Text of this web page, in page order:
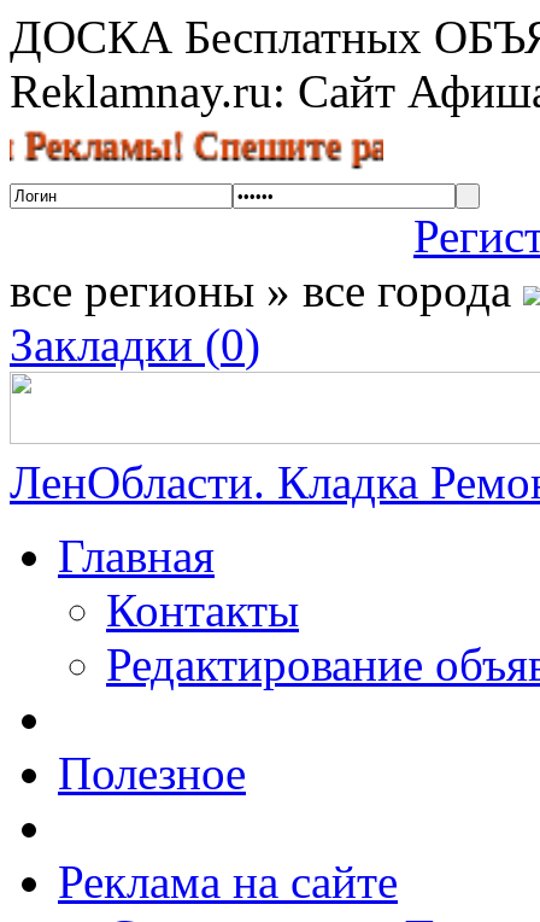
ДОСКА Бесплатных
Reklamnay.ru: Сайт
Спешите разместить
все регионы » все города
Закладки (0)
ЛенОбласти. Кладка
Главная
Контакты
Редактирование
Полезное
Реклама на сайте